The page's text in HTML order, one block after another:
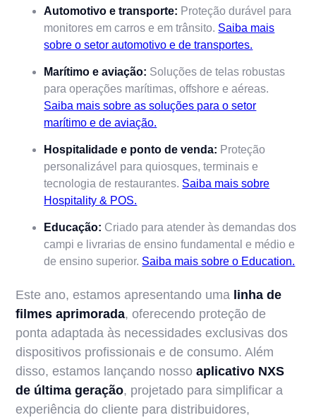
Automotivo e transporte: Proteção durável para
monitores em carros e em trânsito. Saiba mais
sobre o setor automotivo e de transportes.
Marítimo e aviação: Soluções de telas robustas
para operações marítimas, offshore e aéreas.
Saiba mais sobre as soluções para o setor
marítimo e de aviação.
Hospitalidade e ponto de venda: Proteção
personalizável para quiosques, terminais e
tecnologia de restaurantes. Saiba mais sobre
Hospitality & POS.
Educação: Criado para atender às demandas dos
campi e livrarias de ensino fundamental e médio e
de ensino superior. Saiba mais sobre o Education.
Este ano, estamos apresentando uma linha de
filmes aprimorada, oferecendo proteção de
ponta adaptada às necessidades exclusivas dos
dispositivos profissionais e de consumo. Além
disso, estamos lançando nossoaplicativo NXS
de última geração, projetado para simplificar a
experiência do cliente para distribuidores,